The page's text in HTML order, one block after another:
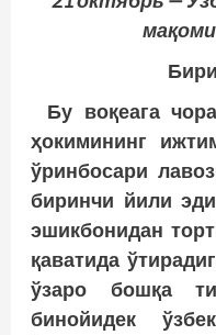
Бу воқеага
ҳокимининг
ўринбосари
биринчи йили
эшикбонидан
қаватида
ўзаро бошқа
бинойидек